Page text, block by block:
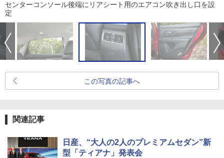
センターコンソール後端にリアシート用のエアコン吹き出し口を設
定
この写真の記事へ
関連記事
日産、“大人の2人のプレミアムセダン”新
型「ティアナ」発表会